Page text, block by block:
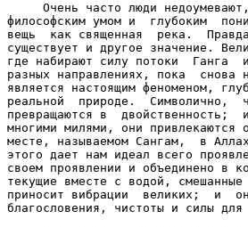
Очень часто люди
философским умом и  глубоким
вещь  как священная  река.
существует и другое значение.
где набирают силу потоки
разных направлениях, пока  снова
является настоящим феноменом,
реальной  природе.  Символично,
превращаются в
многими милями, они
месте, называемом Сангам,  в
этого дает нам идеал всего
своем проявлении и объединено в
текущие вместе с водой,
приносит вибрации  великих;  и
благословения, чистоты и силы